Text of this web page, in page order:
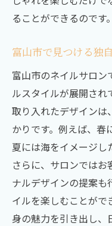
富山市で体
ることができるのです。
富山市で見つける独
富山市のネイルサロン
ルスタイルが展開され
取り入れたデザインは
かりです。例えば、春
夏には海をイメージし
さらに、サロンでは
ナルデザインの提案も
イルを楽しむことがで
身の魅力を引き出し、